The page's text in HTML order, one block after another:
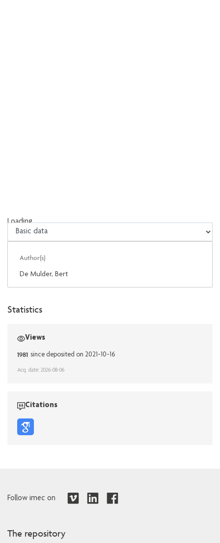
Loading...
Loading...
Author(s)
De Mulder, Bert
Statistics
Views
1981 since deposited on 2021-10-16
Acq. date: 2026-08-06
Citations
Follow imec on
The repository